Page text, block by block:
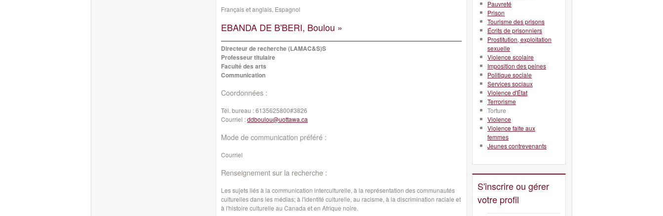
Français et anglais, Espagnol
EBANDA DE B'BERI, Boulou »
Directeur de recherche (LAMAC&S)S
Professeur titulaire
Faculté des arts
Communication
Coordonnées :
Tél. bureau :6135625800#3826
Courriel :ddboulou@uottawa.ca
Mode de communication préféré :
Courriel
Renseignement sur la recherche :
Les sujets liés à la communication interculturelle, à la représentation des communautés
culturelles dans les médias; à l'identité culturelle, au racisme, à la discrimination raciale et
à l'histoire culturelle au Canada et en Afrique noire.
Pauvreté
Prison
Tourisme des prisons
Écrits de prisonniers
Prostitution, exploitation
sexuelle
Violence scolaire
Imposition des peines
Politique sociale
Services sociaux
Violence d'État
Terrorisme
Torture
Violence
Violence faite aux
femmes
Jeunes contrevenants
S'inscrire ou gérer
votre profil